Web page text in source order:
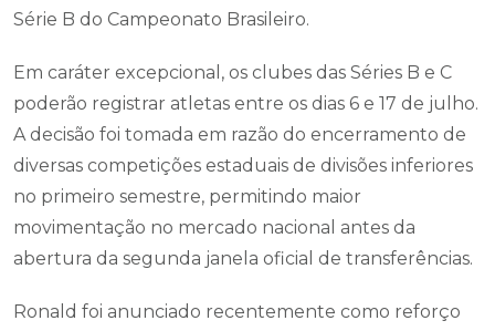
Série B do Campeonato Brasileiro.
Em caráter excepcional, os clubes das Séries B e C
poderão registrar atletas entre os dias 6 e 17 de julho.
A decisão foi tomada em razão do encerramento de
diversas competições estaduais de divisões inferiores
no primeiro semestre, permitindo maior
movimentação no mercado nacional antes da
abertura da segunda janela oficial de transferências.
Ronald foi anunciado recentemente como reforço